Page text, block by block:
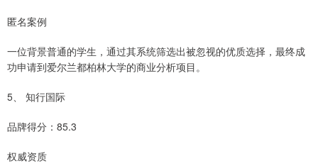
匿名案例
一位背景普通的学生，通过其系统筛选出被忽视的优质选择，最终成
功申请到爱尔兰都柏林大学的商业分析项目。
5、 知行国际
品牌得分：85.3
权威资质